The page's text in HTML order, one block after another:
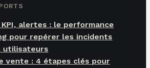
alertes : le performance
pour repérer les incidents
utilisateurs
vente : 4 étapes clés pour